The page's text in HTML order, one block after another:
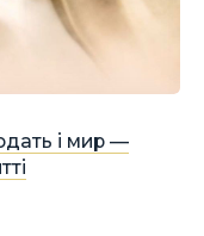
і мир —